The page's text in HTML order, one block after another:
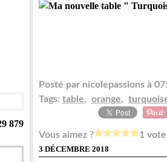
879
Posté par nicolepassions à
Tags: table, orange,
Vous aimez ? 1 vote
3 DÉCEMBRE 2018